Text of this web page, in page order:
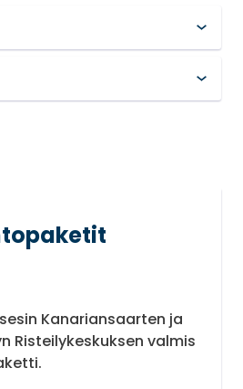
Kanariansaarten ja
Risteilykeskuksen valmis